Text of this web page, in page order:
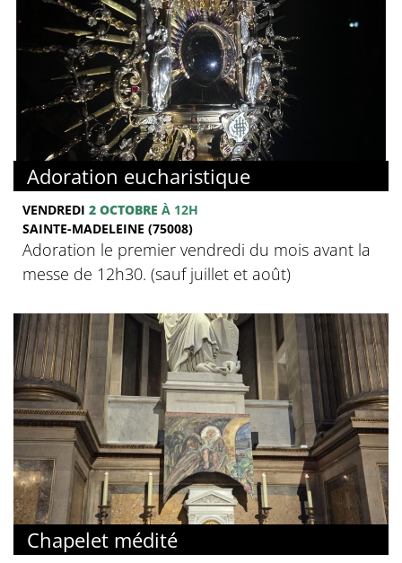
Adoration eucharistique
VENDREDI 2 OCTOBRE À 12H
SAINTE-MADELEINE (75008)
Adoration le premier vendredi du mois avant la
messe de 12h30. (sauf juillet et août)
Chapelet médité